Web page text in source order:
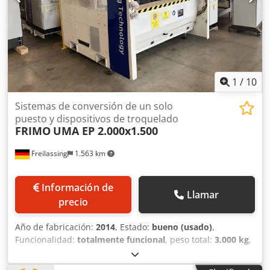
(ajuste sencillo del enfoque) - Altura máx. del componente
aprox. 270 mm - Eje Z ajustable eléctricamente (ajuste del
plano de trabajo) - Bastidor de perfil de aluminio -
Conexión 230V - Refrigeración por aire - Ordenador portátil
con sistema operativo Windows - Dimensiones: 800x 600 x
1660mm (LxAxH) - Peso: aprox. 80 Kg
cita. Por favor, envíenos una oferta justa y realista.
1 / 10
Freilassing 1.563 km
Sistemas de conversión de un solo
puesto y dispositivos de troquelado
FRIMO UMA EP 2.000x1.500
Información de
precio
Llamar
Año de fabricación: 2014, Estado: bueno (usado),
Funcionalidad: totalmente funcional, peso total: 3.000 kg,
, ancho total:
total:2.360 mm, número de propietarios anteriores:1,